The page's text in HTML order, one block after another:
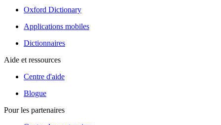
Oxford Dictionary
Applications mobiles
Dictionnaires
Aide et ressources
Centre d'aide
Blogue
Pour les partenaires